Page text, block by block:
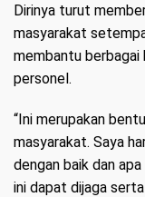
Dirinya turut
masyarakat
membantu berbagai
personel.
“Ini merupakan
masyarakat. Saya
dengan baik dan
ini dapat dijaga